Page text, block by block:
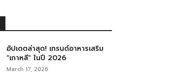
อัปเดตล่าสุด! เทรนด์อาหารเสริม
“เกาหลี” ในปี 2026
March 17, 2026